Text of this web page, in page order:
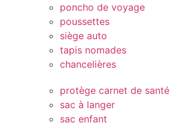
poncho de voyage
poussettes
siège auto
tapis nomades
chancelières
protège carnet de santé
sac à langer
sac enfant